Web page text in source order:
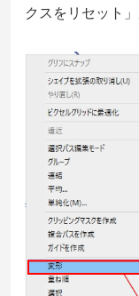
クスをリセット